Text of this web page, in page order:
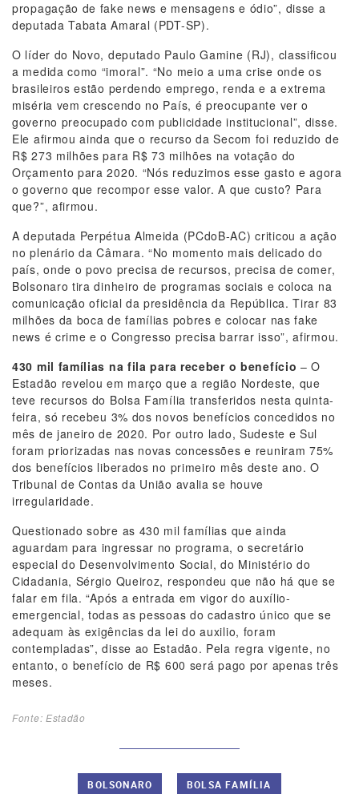
propagação de fake news e mensagens e ódio”, disse a
deputada Tabata Amaral (PDT-SP).
O líder do Novo, deputado Paulo Gamine (RJ), classificou
a medida como “imoral”. “No meio a uma crise onde os
brasileiros estão perdendo emprego, renda e a extrema
miséria vem crescendo no País, é preocupante ver o
governo preocupado com publicidade institucional”, disse.
Ele afirmou ainda que o recurso da Secom foi reduzido de
R$ 273 milhões para R$ 73 milhões na votação do
Orçamento para 2020. “Nós reduzimos esse gasto e agora
o governo que recompor esse valor. A que custo? Para
que?”, afirmou.
A deputada Perpétua Almeida (PCdoB-AC) criticou a ação
no plenário da Câmara. “No momento mais delicado do
país, onde o povo precisa de recursos, precisa de comer,
Bolsonaro tira dinheiro de programas sociais e coloca na
comunicação oficial da presidência da República. Tirar 83
milhões da boca de famílias pobres e colocar nas fake
news é crime e o Congresso precisa barrar isso”, afirmou.
430 mil famílias na fila para receber o benefício – O
Estadão revelou em março que a região Nordeste, que
teve recursos do Bolsa Família transferidos nesta quinta-
feira, só recebeu 3% dos novos benefícios concedidos no
mês de janeiro de 2020. Por outro lado, Sudeste e Sul
foram priorizadas nas novas concessões e reuniram 75%
dos benefícios liberados no primeiro mês deste ano. O
Tribunal de Contas da União avalia se houve
irregularidade.
Questionado sobre as 430 mil famílias que ainda
aguardam para ingressar no programa, o secretário
especial do Desenvolvimento Social, do Ministério do
Cidadania, Sérgio Queiroz, respondeu que não há que se
falar em fila. “Após a entrada em vigor do auxílio-
emergencial, todas as pessoas do cadastro único que se
adequam às exigências da lei do auxilio, foram
contempladas”, disse ao Estadão. Pela regra vigente, no
entanto, o benefício de R$ 600 será pago por apenas três
meses.
Fonte: Estadão
BOLSONARO BOLSA FAMÍLIA